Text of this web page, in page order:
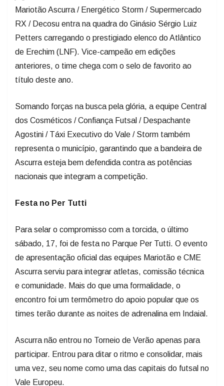
Mariotão Ascurra / Energético Storm / Supermercado
RX / Decosu entra na quadra do Ginásio Sérgio Luiz
Petters carregando o prestigiado elenco do Atlântico
de Erechim (LNF). Vice-campeão em edições
anteriores, o time chega com o selo de favorito ao
título deste ano.
Somando forças na busca pela glória, a equipe Central
dos Cosméticos / Confiança Futsal / Despachante
Agostini / Táxi Executivo do Vale / Storm também
representa o município, garantindo que a bandeira de
Ascurra esteja bem defendida contra as potências
nacionais que integram a competição.
Festa no Per Tutti
Para selar o compromisso com a torcida, o último
sábado, 17, foi de festa no Parque Per Tutti. O evento
de apresentação oficial das equipes Mariotão e CME
Ascurra serviu para integrar atletas, comissão técnica
e comunidade. Mais do que uma formalidade, o
encontro foi um termômetro do apoio popular que os
times terão durante as noites de adrenalina em Indaial.
Ascurra não entrou no Torneio de Verão apenas para
participar. Entrou para ditar o ritmo e consolidar, mais
uma vez, seu nome como uma das capitais do futsal no
Vale Europeu.